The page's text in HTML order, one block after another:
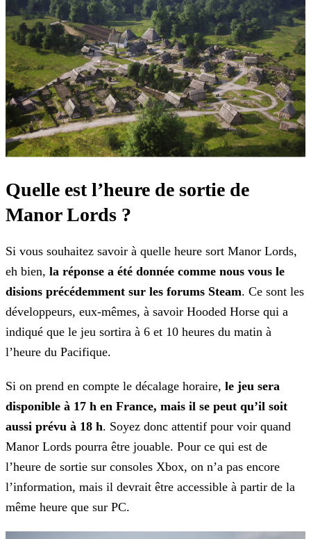
Quelle est l’heure de sortie de
Manor Lords ?
Si vous souhaitez savoir à quelle heure sort Manor Lords,
eh bien, la réponse a été donnée comme nous vous le
disions précédemment sur les forums Steam. Ce sont les
développeurs, eux-mêmes, à savoir Hooded Horse qui a
indiqué que le jeu sortira à 6 et 10 heures du matin à
l’heure du Pacifique.
Si on prend en compte le décalage horaire, le jeu sera
disponible à 17 h en France, mais il se peut qu’il soit
aussi prévu à 18 h. Soyez donc attentif pour voir quand
Manor Lords pourra être jouable. Pour ce qui est de
l’heure de sortie sur consoles Xbox, on n’a pas encore
l’information, mais il devrait être accessible à partir de la
même heure que sur PC.